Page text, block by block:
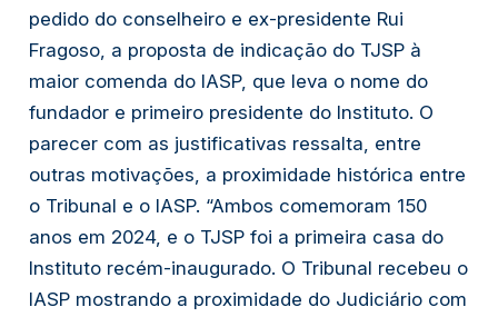
pedido do conselheiro e ex-presidente Rui
Fragoso, a proposta de indicação do TJSP à
maior comenda do IASP, que leva o nome do
fundador e primeiro presidente do Instituto. O
parecer com as justificativas ressalta, entre
outras motivações, a proximidade histórica entre
o Tribunal e o IASP. “Ambos comemoram 150
anos em 2024, e o TJSP foi a primeira casa do
Instituto recém-inaugurado. O Tribunal recebeu o
IASP mostrando a proximidade do Judiciário com